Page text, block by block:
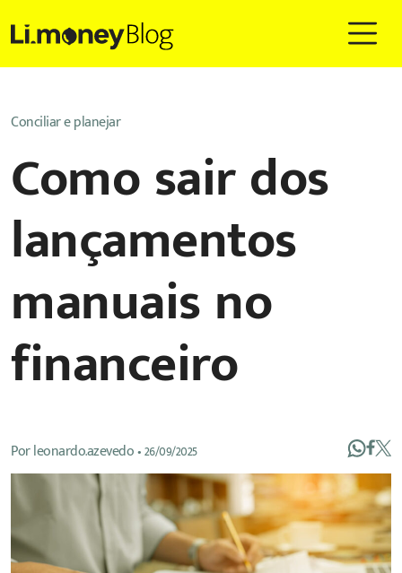
Conciliar e planejar
Como sair dos
lançamentos
manuais no
financeiro
Porleonardo.azevedo•26/09/2025